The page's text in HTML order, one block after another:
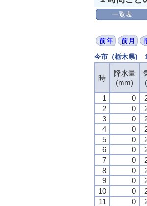
今市（栃木県)
時
降水量
(mm)
1
0
2
0
3
0
4
0
5
0
6
0
7
0
8
0
9
0
10
0
11
0
時
降水量
(mm)
1
0
2
0
3
0
4
0
5
0
6
0
7
0
8
0
9
0
10
0
11
0
時
降水量
(mm)
1
0
2
0
3
0
4
0
5
0
6
0
7
0
8
0
9
0
10
0
11
0
時
降水量
(mm)
1
0
2
0
3
0
4
0
5
0
6
0
7
0
8
0
9
0
10
0
11
0